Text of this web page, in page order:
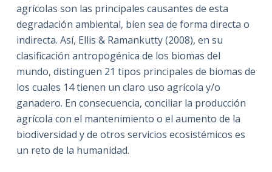
agrícolas son las principales causantes de esta
degradación ambiental, bien sea de forma directa o
indirecta. Así, Ellis & Ramankutty (2008), en su
clasificación antropogénica de los biomas del
mundo, distinguen 21 tipos principales de biomas de
los cuales 14 tienen un claro uso agrícola y/o
ganadero. En consecuencia, conciliar la producción
agrícola con el mantenimiento o el aumento de la
biodiversidad y de otros servicios ecosistémicos es
un reto de la humanidad.